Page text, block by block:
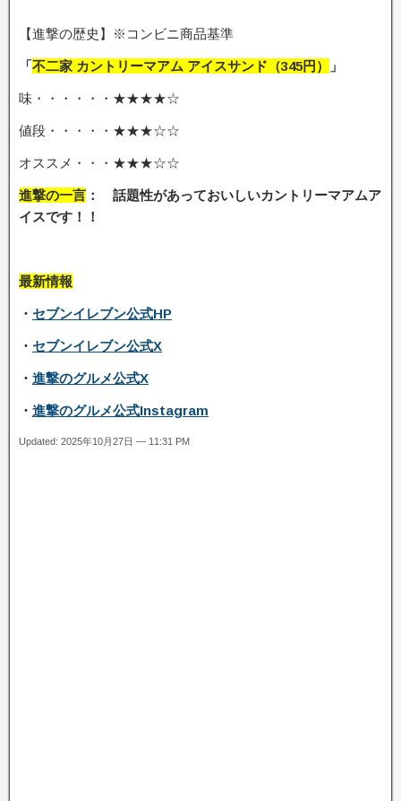
【進撃の歴史】※コンビニ商品基準
「不二家 カントリーマアム アイスサンド （345円 ） 」
味・・・・・・★★★★☆
値段・・・・・★★★☆☆
オススメ・・・★★★☆☆
進撃の一言 ： 話題性があっておいしいカントリーマアムア
イスです ！！
最新情報
・ セブンイレブン公式HP
・ セブンイレブン公式X
・ 進撃のグルメ公式X
・ 進撃のグルメ公式Instagram
Updated: 2025年10月27日 — 11:31 PM